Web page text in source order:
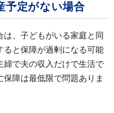
予定がない場合
、子どもがいる家庭と同
ると保障が過剰になる可能
で夫の収入だけで生活で
障は最低限で問題ありま